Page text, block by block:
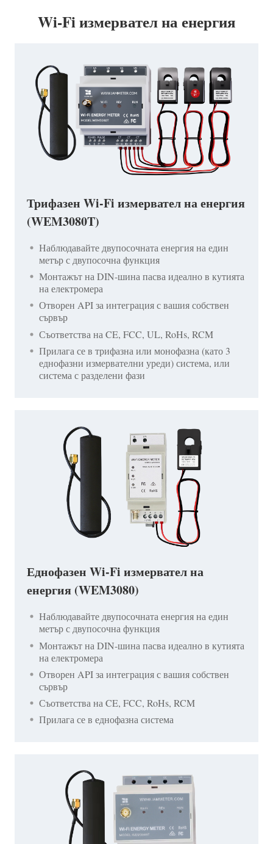
Wi-Fi измервател на енергия
Трифазен Wi-Fi измервател на енергия
(WEM3080T)
Наблюдавайте двупосочната енергия на един
метър с двупосочна функция
Монтажът на DIN-шина пасва идеално в кутията
на електромера
Отворен API за интеграция с вашия собствен
сървър
Съответства на CE, FCC, UL, RoHs, RCM
Прилага се в трифазна или монофазна (като 3
еднофазни измервателни уреди) система, или
система с разделени фази
Еднофазен Wi-Fi измервател на
енергия (WEM3080)
Наблюдавайте двупосочната енергия на един
метър с двупосочна функция
Монтажът на DIN-шина пасва идеално в кутията
на електромера
Отворен API за интеграция с вашия собствен
сървър
Съответства на CE, FCC, RoHs, RCM
Прилага се в еднофазна система